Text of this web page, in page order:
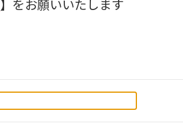
】 をお願いいたします